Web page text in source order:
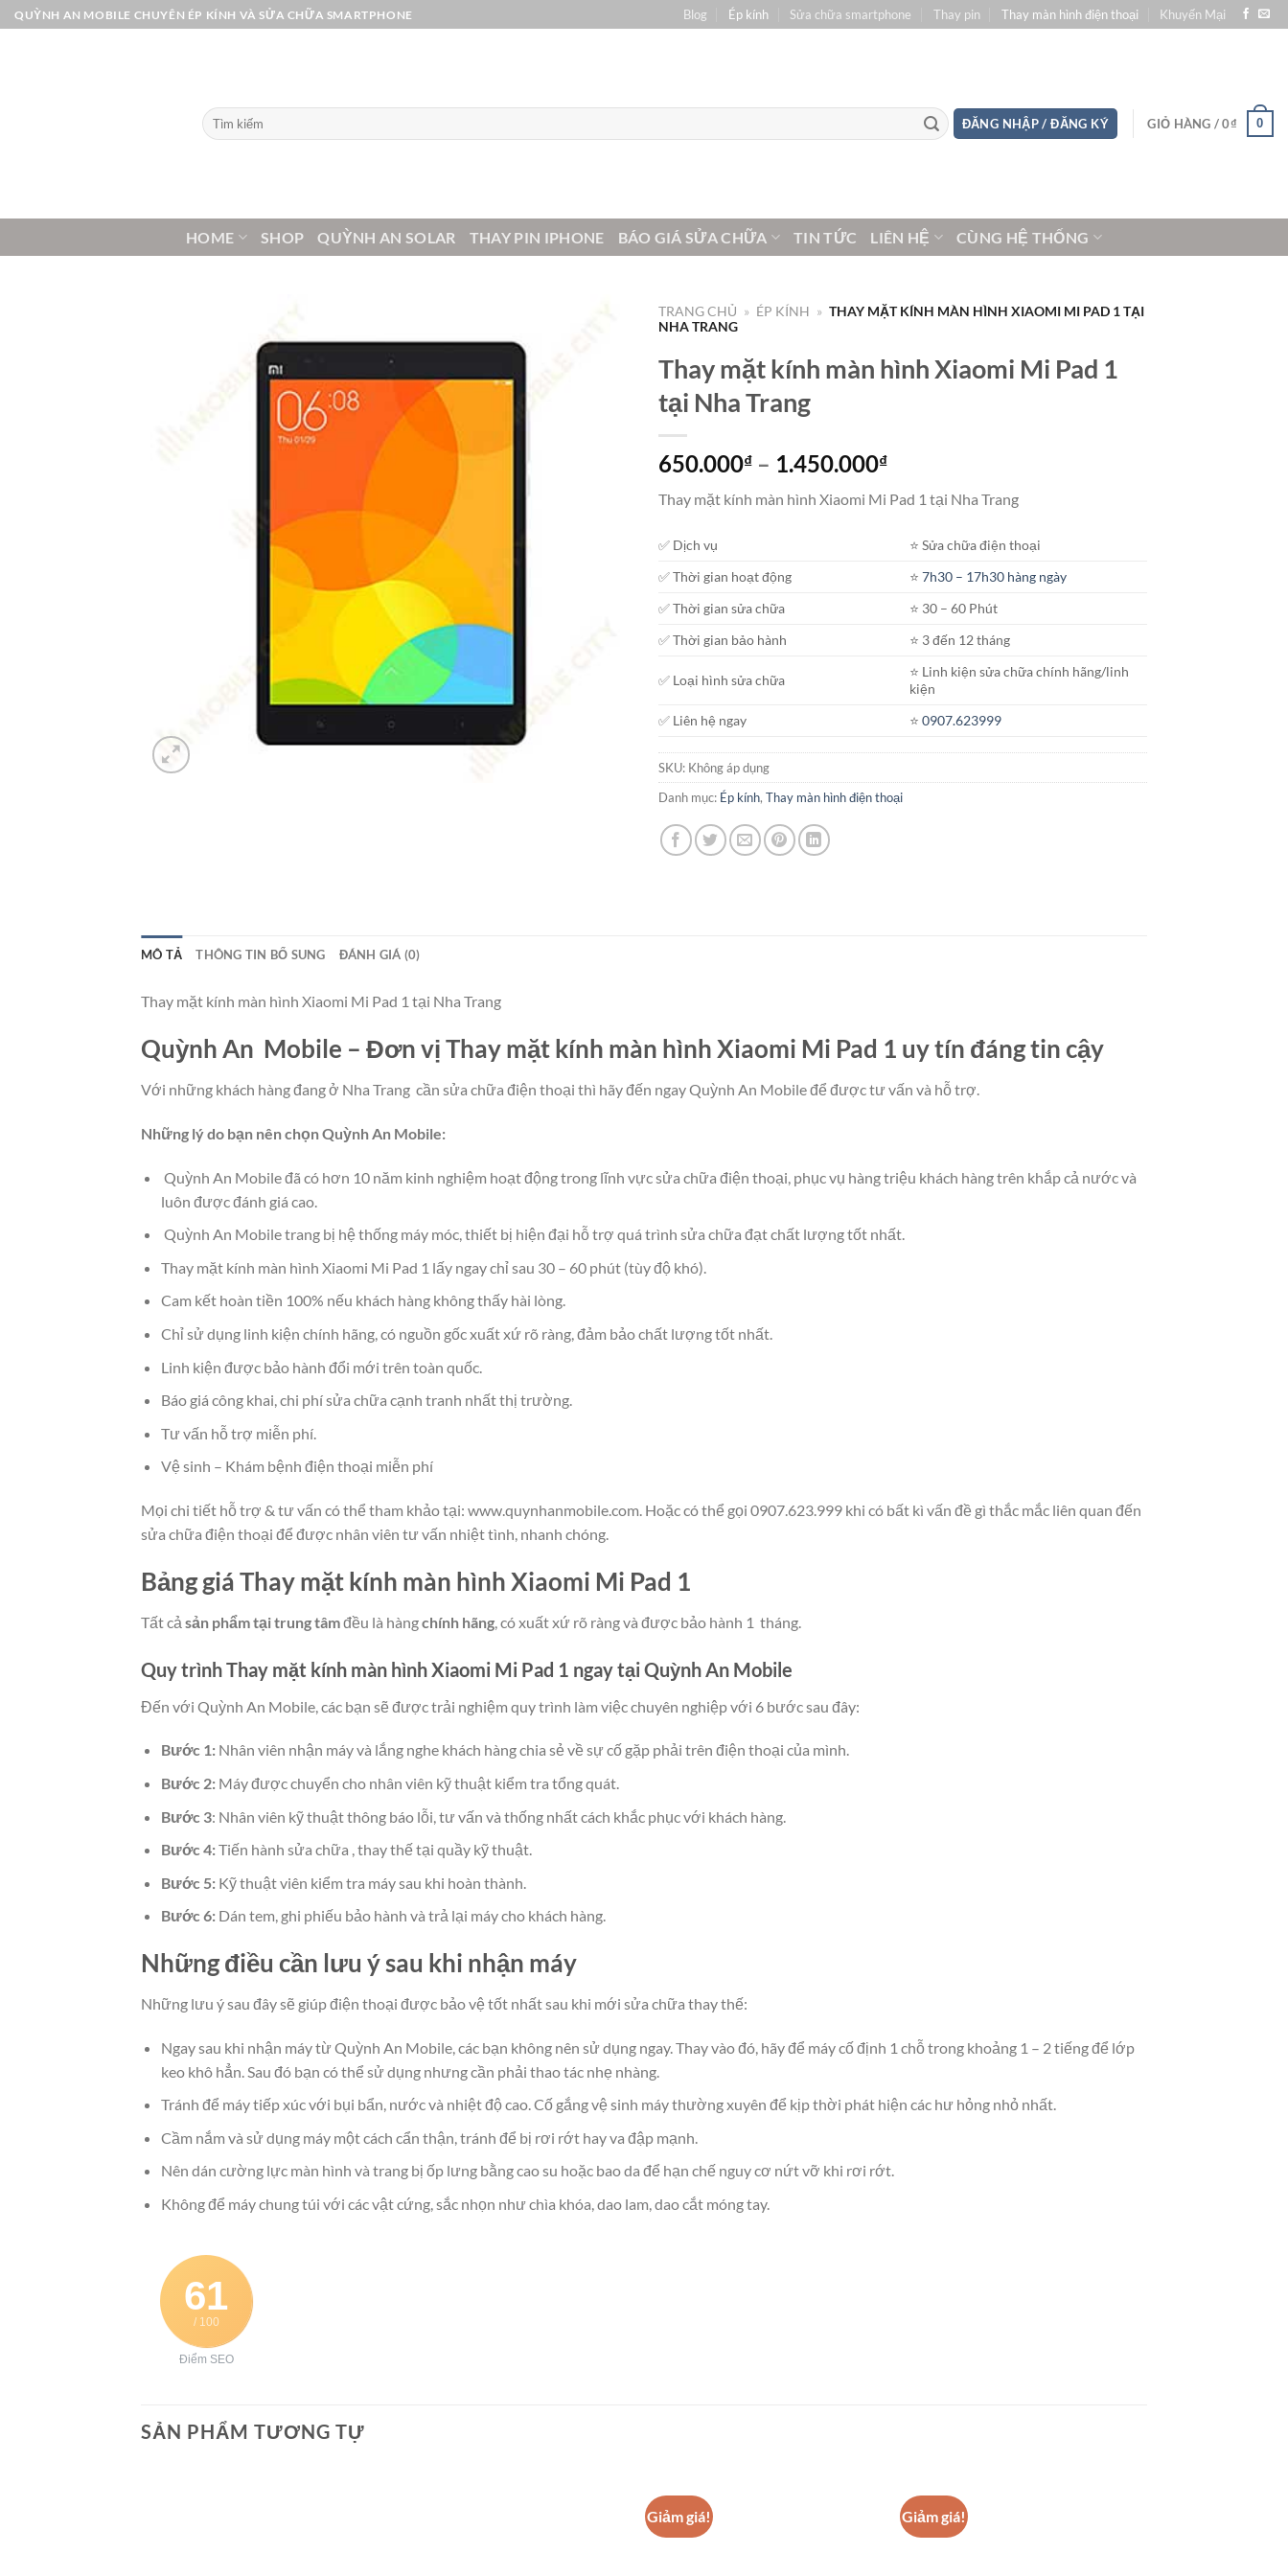
Bỏ
qua
QUỲNH AN MOBILE CHUYÊN ÉP KÍNH VÀ SỬA CHỮA SMARTPHONE Blog Ép kính Sửa chữa smartphone Thay pin Thay màn hình điện thoại Khuyến Mại
Tìm
kiếm:
ĐĂNG NHẬP / ĐĂNG KÝ GIỎ HÀNG /0₫ 0
HOME SHOP QUỲNH AN SOLAR THAY PIN IPHONE BÁO GIÁ SỬA CHỮA TIN TỨC LIÊN HỆ CÙNG HỆ THỐNG
TRANG CHỦ » ÉP KÍNH » THAY MẶT KÍNH MÀN HÌNH XIAOMI MI PAD 1 TẠI
NHA TRANG
Thay mặt kính màn hình Xiaomi Mi Pad 1
tại Nha Trang
650.000₫ – 1.450.000₫Khoảng
từ
đến
1.450.000₫
Thay mặt kính màn hình Xiaomi Mi Pad 1 tại Nha Trang
✅ Dịch vụ
⭐️ Sửa chữa điện thoại
✅ Thời gian hoạt động
⭐️7h30 – 17h30 hàng ngày
✅ Thời gian sửa chữa
⭐️ 30 – 60 Phút
✅ Thời gian bảo hành
⭐️ 3 đến 12 tháng
✅ Loại hình sửa chữa
⭐️ Linh kiện sửa chữa chính hãng/linh
kiện
✅ Liên hệ ngay
⭐️0907.623999
SKU: Không áp dụng
Danh mục: Ép kính, Thay màn hình điện thoại
MÔ TẢ THÔNG TIN BỔ SUNG ĐÁNH GIÁ (0)
Thay mặt kính màn hình Xiaomi Mi Pad 1 tại Nha Trang
Quỳnh An Mobile – Đơn vị Thay mặt kính màn hình Xiaomi Mi Pad 1 uy tín đáng tin cậy
Với những khách hàng đang ở Nha Trang cần sửa chữa điện thoại thì hãy đến ngay Quỳnh An Mobile để được tư vấn và hỗ trợ.
Những lý do bạn nên chọn Quỳnh An Mobile:
Quỳnh An Mobile đã có hơn 10 năm kinh nghiệm hoạt động trong lĩnh vực sửa chữa điện thoại, phục vụ hàng triệu khách hàng trên khắp cả nước và
luôn được đánh giá cao.
Quỳnh An Mobile trang bị hệ thống máy móc, thiết bị hiện đại hỗ trợ quá trình sửa chữa đạt chất lượng tốt nhất.
Thay mặt kính màn hình Xiaomi Mi Pad 1 lấy ngay chỉ sau 30 – 60 phút (tùy độ khó).
Cam kết hoàn tiền 100% nếu khách hàng không thấy hài lòng.
Chỉ sử dụng linh kiện chính hãng, có nguồn gốc xuất xứ rõ ràng, đảm bảo chất lượng tốt nhất.
Linh kiện được bảo hành đổi mới trên toàn quốc.
Báo giá công khai, chi phí sửa chữa cạnh tranh nhất thị trường.
Tư vấn hỗ trợ miễn phí.
Vệ sinh – Khám bệnh điện thoại miễn phí
Mọi chi tiết hỗ trợ & tư vấn có thể tham khảo tại: www.quynhanmobile.com. Hoặc có thể gọi 0907.623.999 khi có bất kì vấn đề gì thắc mắc liên quan đến
sửa chữa điện thoại để được nhân viên tư vấn nhiệt tình, nhanh chóng.
Bảng giá Thay mặt kính màn hình Xiaomi Mi Pad 1
Tất cả sản phẩm tại trung tâmđều là hàngchính hãng , có xuất xứ rõ ràng và được bảo hành 1 tháng.
Quy trình Thay mặt kính màn hình Xiaomi Mi Pad 1 ngay tại Quỳnh An Mobile
Đến với Quỳnh An Mobile, các bạn sẽ được trải nghiệm quy trình làm việc chuyên nghiệp với 6 bước sau đây:
Bước 1: Nhân viên nhận máy và lắng nghe khách hàng chia sẻ về sự cố gặp phải trên điện thoại của mình.
Bước 2:Máy được chuyển cho nhân viên kỹ thuật kiểm tra tổng quát.
Bước 3: Nhân viên kỹ thuật thông báo lỗi, tư vấn và thống nhất cách khắc phục với khách hàng.
Bước 4:Tiến hành sửa chữa , thay thế tại quầy kỹ thuật.
Bước 5: Kỹ thuật viên kiểm tra máy sau khi hoàn thành.
Bước 6:Dán tem, ghi phiếu bảo hành và trả lại máy cho khách hàng.
Những điều cần lưu ý sau khi nhận máy
Những lưu ý sau đây sẽ giúp điện thoại được bảo vệ tốt nhất sau khi mới sửa chữa thay thế:
Ngay sau khi nhận máy từ Quỳnh An Mobile, các bạn không nên sử dụng ngay. Thay vào đó, hãy để máy cố định 1 chỗ trong khoảng 1 – 2 tiếng để lớp
keo khô hẳn. Sau đó bạn có thể sử dụng nhưng cần phải thao tác nhẹ nhàng.
Tránh để máy tiếp xúc với bụi bẩn, nước và nhiệt độ cao. Cố gắng vệ sinh máy thường xuyên để kịp thời phát hiện các hư hỏng nhỏ nhất.
Cầm nắm và sử dụng máy một cách cẩn thận, tránh để bị rơi rớt hay va đập mạnh.
Nên dán cường lực màn hình và trang bị ốp lưng bằng cao su hoặc bao da để hạn chế nguy cơ nứt vỡ khi rơi rớt.
Không để máy chung túi với các vật cứng, sắc nhọn như chìa khóa, dao lam, dao cắt móng tay.
61
/ 100
Điểm SEO
SẢN PHẨM TƯƠNG TỰ
Giảm giá! Giảm giá!